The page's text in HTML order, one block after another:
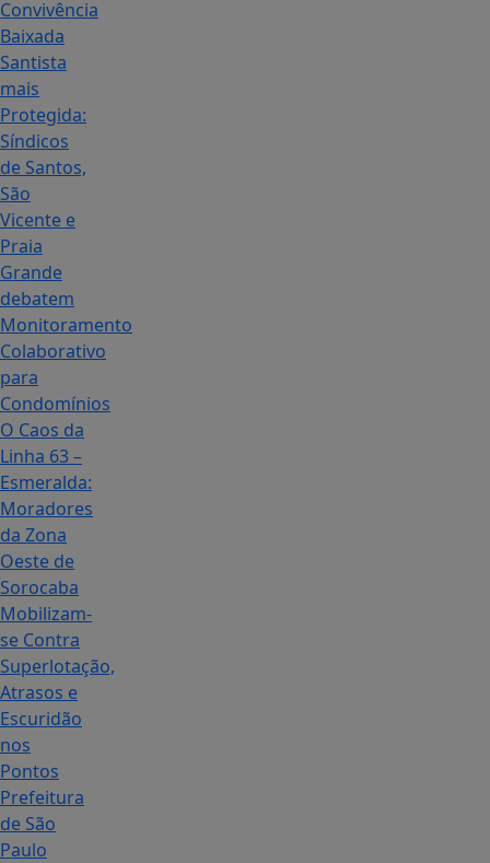
Convivência
Baixada
Santista
mais
Protegida:
Síndicos
de Santos,
São
Vicente e
Praia
Grande
debatem
Monitoramento
Colaborativo
para
Condomínios
O Caos da
Linha 63 –
Esmeralda:
Moradores
da Zona
Oeste de
Sorocaba
Mobilizam-
se Contra
Superlotação,
Atrasos e
Escuridão
nos
Pontos
Prefeitura
de São
Paulo